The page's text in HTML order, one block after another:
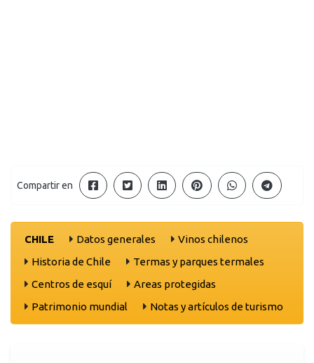
Compartir en
CHILE Datos generales
Vinos chilenos
Historia de Chile
Termas y parques termales
Centros de esquí
Areas protegidas
Patrimonio mundial
Notas y artículos de turismo